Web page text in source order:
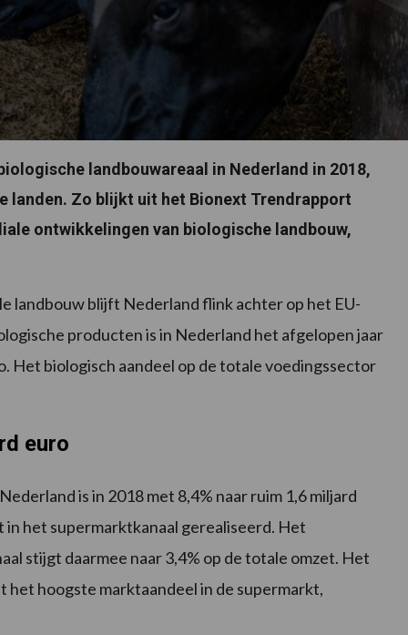
landbouwareaal in Nederland in 2018,
Zo blijkt uit het Bionext Trendrapport
ontwikkelingen van biologische landbouw,
landbouw blijft Nederland flink achter op het EU-
producten is in Nederland het afgelopen jaar
Het biologisch aandeel op de totale voedingssector
euro
is in 2018 met 8,4% naar ruim 1,6 miljard
het supermarktkanaal gerealiseerd. Het
stijgt daarmee naar 3,4% op de totale omzet. Het
hoogste marktaandeel in de supermarkt,